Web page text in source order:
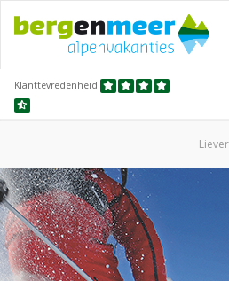
Klanttevredenheid